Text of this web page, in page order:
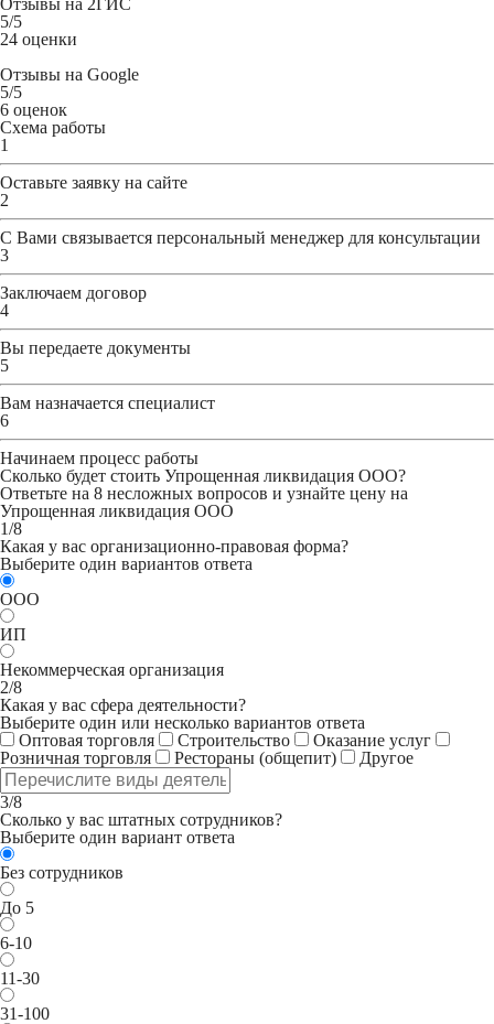
Отзывы на 2ГИС
5/5
24 оценки
Отзывы на Google
5/5
6 оценок
Схема работы
1
Оставьте заявку на сайте
2
С Вами связывается персональный менеджер для консультации
3
Заключаем договор
4
Вы передаете документы
5
Вам назначается специалист
6
Начинаем процесс работы
Сколько будет стоить Упрощенная ликвидация ООО?
Ответьте на 8 несложных вопросов и узнайте цену на
Упрощенная ликвидация ООО
1/8
Какая у вас организационно-правовая форма?
Выберите один вариантов ответа
ООО
ИП
Некоммерческая организация
2/8
Какая у вас сфера деятельности?
Выберите один или несколько вариантов ответа
Оптовая торговля
Строительство
Оказание услуг
Розничная торговля
Рестораны (общепит) Другое
3/8
Сколько у вас штатных сотрудников?
Выберите один вариант ответа
Без сотрудников
До 5
6-10
11-30
31-100